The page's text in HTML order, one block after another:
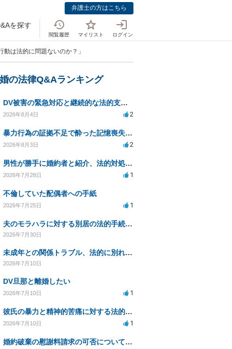
弁護士の方はこちら
を探す
閲覧履歴 マイリスト ログイン
は法的に問題ないのか？」
の法律Q&Aランキング
DV被害の緊急対応と継続的な法的支援を求む
2026年8月4日 2
暴力行為の証拠不足で酔った記憶喪失が認められるか？
2026年8月3日 2
男性が勝手に婚約者と紹介、法的対処は可能ですか？
2026年7月28日 1
不倫していた配偶者への手紙
2026年7月25日 1
夫のモラハラに対する別居の法的手続き相談
2026年7月30日
未成年との関係トラブル、法的に別れる方法を相談したい
2026年7月10日
DV旦那と離婚したい
2026年7月10日 1
彼氏の暴力と精神的苦痛に対する法的措置相談
2026年7月10日 1
婚約破棄の慰謝料請求の可否についてのご相談